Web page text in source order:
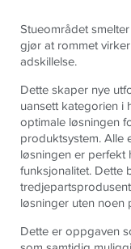
Stueområdet
gjør at rommet
adskillelse.
Dette skaper nye
uansett kategorien i
optimale løsningen
produktsystem. Alle
løsningen er
funksjonalitet. Dette
løsninger uten noen
Dette er oppgaven